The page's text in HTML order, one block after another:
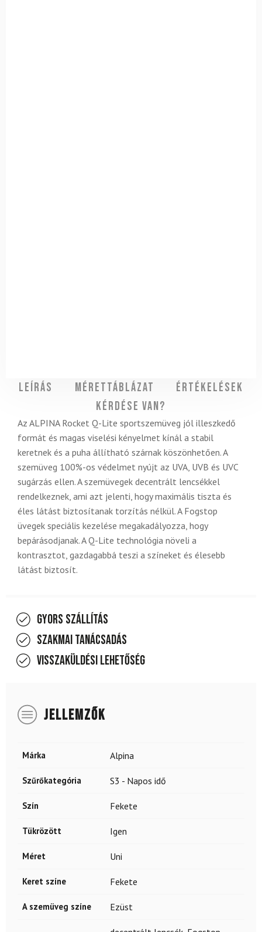
Leírás Mérettáblázat
Értékelések
Kérdése van?
Az ALPINA Rocket Q-Lite sportszemüveg jól illeszkedő
formát és magas viselési kényelmet kínál a stabil
keretnek és a puha állítható szárnak köszönhetően. A
szemüveg 100%-os védelmet nyújt az UVA, UVB és UVC
sugárzás ellen. A szemüvegek decentrált lencsékkel
rendelkeznek, ami azt jelenti, hogy maximális tiszta és
éles látást biztosítanak torzítás nélkül. A Fogstop
üvegek speciális kezelése megakadályozza, hogy
bepárásodjanak. A Q-Lite technológia növeli a
kontrasztot, gazdagabbá teszi a színeket és élesebb
látást biztosít.
Gyors szállítás
Szakmai tanácsadás
Visszaküldési lehetőség
JELLEMZŐK
Márka Alpina
Szűrőkategória S3 - Napos idő
Szín Fekete
Tükrözött Igen
Méret Uni
Keret színe Fekete
A szemüveg színe Ezüst